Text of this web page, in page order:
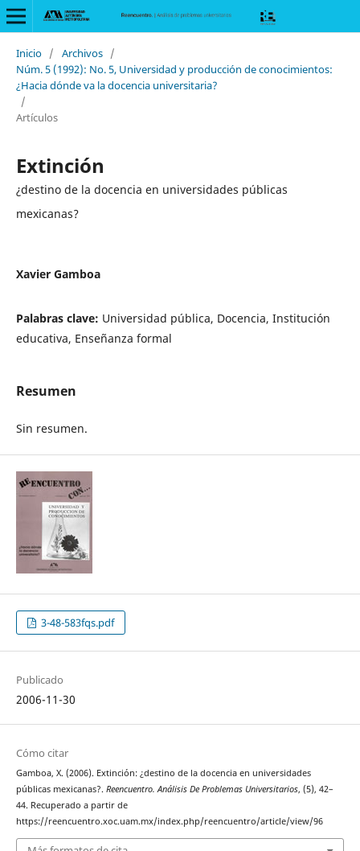
Inicio / Archivos /
Núm. 5 (1992): No. 5, Universidad y producción de conocimientos:
¿Hacia dónde va la docencia universitaria?
/
Artículos
Extinción
¿destino de la docencia en universidades públicas
mexicanas?
Xavier Gamboa
Palabras clave: Universidad pública, Docencia, Institución
educativa, Enseñanza formal
Resumen
Sin resumen.
3-48-583fqs.pdf
Publicado
2006-11-30
Cómo citar
Gamboa, X. (2006). Extinción: ¿destino de la docencia en universidades
públicas mexicanas?. Reencuentro. Análisis De Problemas Universitarios, (5), 42–
44. Recuperado a partir de
https://reencuentro.xoc.uam.mx/index.php/reencuentro/article/view/96